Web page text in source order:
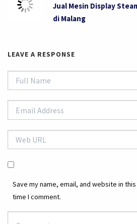
Jual Mesin Display
di Malang
LEAVE A RESPONSE
Save my name, email, and website in
time I comment.